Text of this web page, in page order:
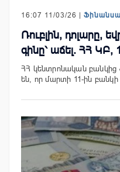
16:07 11/03/26 |
Ռուբլին, դոլարը,
գինը՝ աճել. ՀՀ ԿԲ,
ՀՀ կենտրոնական բանկից
են, որ մարտի 11-ին